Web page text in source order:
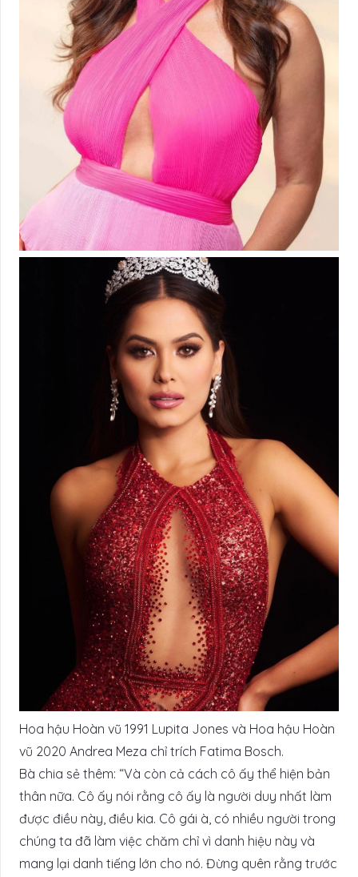
Hoa hậu Hoàn vũ 1991 Lupita Jones và Hoa hậu Hoàn
vũ 2020 Andrea Meza chỉ trích Fatima Bosch.
Bà chia sẻ thêm: “Và còn cả cách cô ấy thể hiện bản
thân nữa. Cô ấy nói rằng cô ấy là người duy nhất làm
được điều này, điều kia. Cô gái à, có nhiều người trong
chúng ta đã làm việc chăm chỉ vì danh hiệu này và
mang lại danh tiếng lớn cho nó. Đừng quên rằng trước